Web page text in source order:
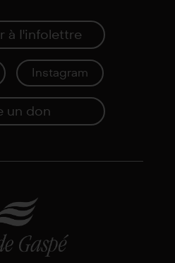
à I'infolettre
Instagram
un don